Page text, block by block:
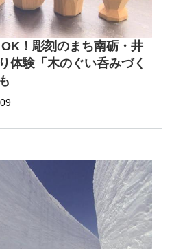
OK！彫刻のまち南砺・井
体験「木のぐい呑みづく